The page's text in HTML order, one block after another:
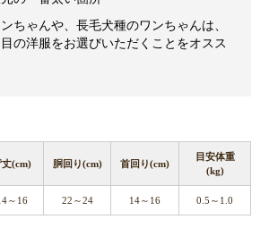
ちゃんや、長毛犬種のワンちゃんは、
の洋服をお選びいただくことをオスス
丈(cm) 胴回り(cm) 首回り(cm)
目安体重
(kg)
～16 22～24 14～16 0.5～1.0